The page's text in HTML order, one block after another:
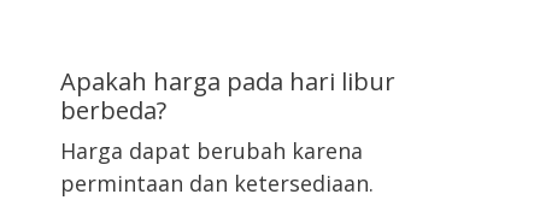
Apakah harga pada hari libur
berbeda?
Harga dapat berubah karena
permintaan dan ketersediaan.